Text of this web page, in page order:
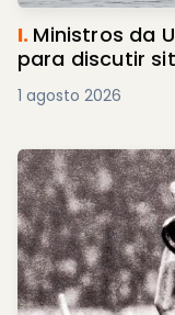
I. Ministros da
para discutir
1 agosto 2026